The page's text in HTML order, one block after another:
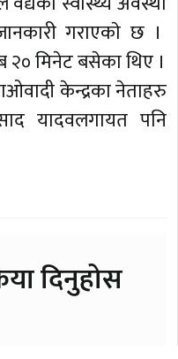
गराएकाे छ ।
२० मिनेट बसेका थिए ।
केन्द्रका नेताहरु
यादवलगायत पनि
दिनुहोस